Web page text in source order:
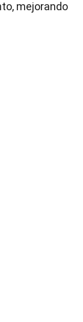
mejorando